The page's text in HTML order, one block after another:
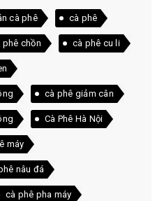
cà phê cà phê
phê chồn cà phê cu li
cà phê giảm cân
Cà Phê Hà Nội
máy
nâu đá
cà phê pha máy